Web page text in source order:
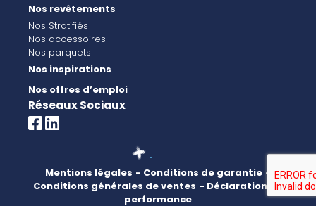
Nos revêtements
Nos Stratifiés
Nos accessoires
Nos parquets
Nos inspirations
Nos offres d’emploi
Réseaux Sociaux
Mentions légales - Conditions de garantie -
Conditions générales de ventes - Déclaration de
performance